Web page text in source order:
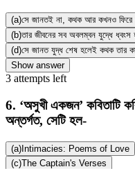
(a)সে জানতই না, কথক আর কখনও ফিরে
(b)তার জীবনের সব অবলম্বন যুদ্ধে ধ্বংস
(d)সে জানত যুদ্ধ শেষ হলেই কথক তার
Show answer
3 attempts left
6. ‘অসুখী একজন’ কবিতাটি
অন্তর্গত, সেটি হল-
(a)Intimacies: Poems of Love
(c)The Captain's Verses